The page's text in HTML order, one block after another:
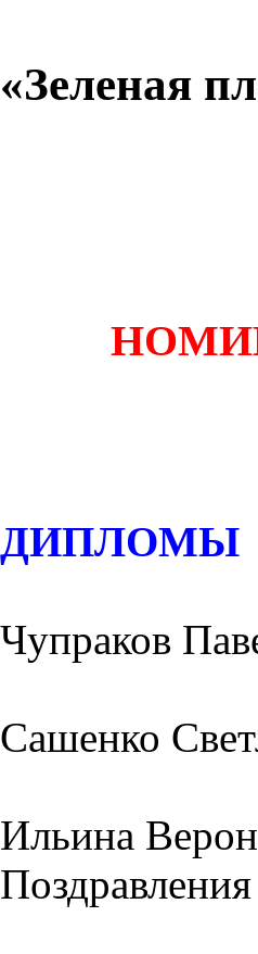
«Зеленая
ДИПЛОМЫ
Чупраков
Сашенко
Ильина
Поздравления